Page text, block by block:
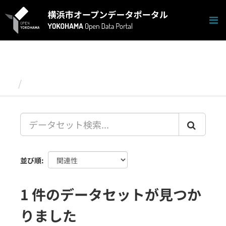
キ
並び順
1 件のデータセットが見つか
りました